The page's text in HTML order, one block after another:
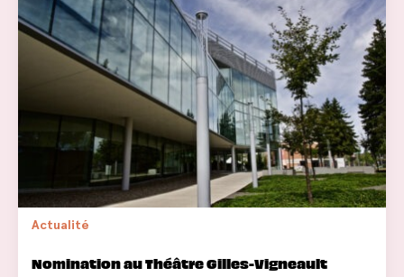
Actualité
Nomination au Théâtre Gilles-Vigneault